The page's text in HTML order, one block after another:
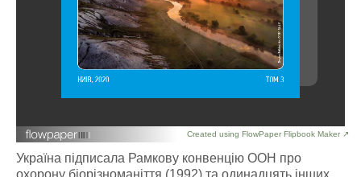
Created using FlowPaper Flipbook Maker ↗
Україна підписала Рамкову конвенцію ООН про
охорону біорізноманіття (1992) та одинадцять інших